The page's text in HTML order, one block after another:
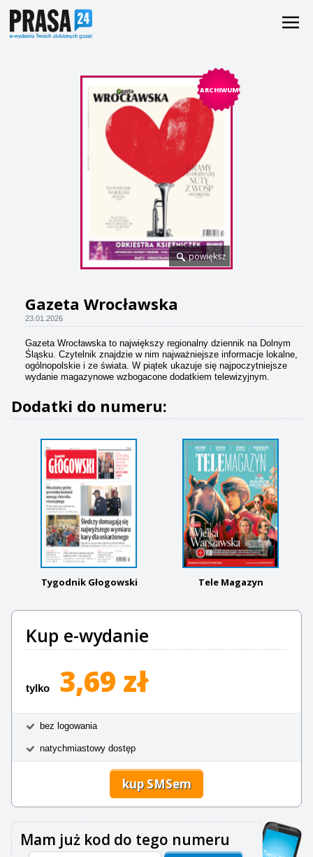
ARCHIWUM
powiększ
Gazeta Wrocławska
23.01.2026
Gazeta Wrocławska to największy regionalny dziennik na Dolnym
Śląsku. Czytelnik znajdzie w nim najważniejsze informacje lokalne,
ogólnopolskie i ze świata. W piątek ukazuje się najpoczytniejsze
wydanie magazynowe wzbogacone dodatkiem telewizyjnym.
Dodatki do numeru:
Tygodnik Głogowski Tele Magazyn
Kup e-wydanie
tylko 3,69 zł
bez logowania
natychmiastowy dostęp
kup SMSem
Mam już kod do tego numeru